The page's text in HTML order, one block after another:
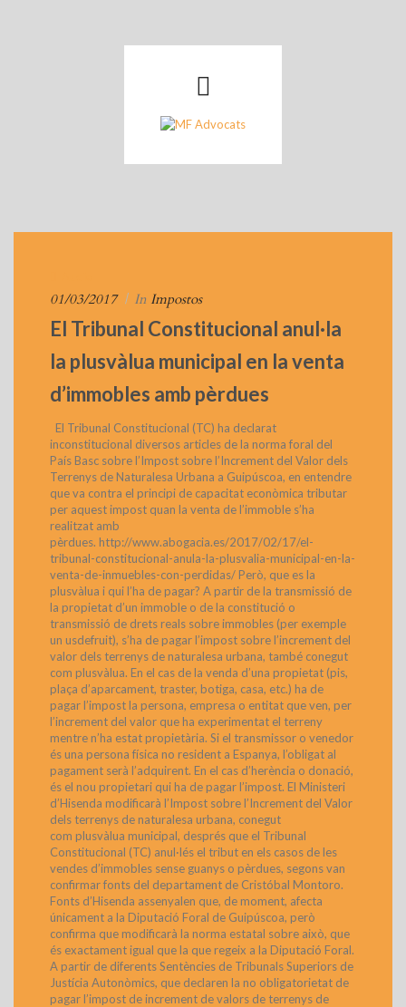
01/03/2017 | In Impostos
El Tribunal Constitucional anul·la
la plusvàlua municipal en la venta
d’immobles amb pèrdues
El Tribunal Constitucional (TC) ha declarat
inconstitucional diversos articles de la norma foral del
País Basc sobre l’Impost sobre l’Increment del Valor dels
Terrenys de Naturalesa Urbana a Guipúscoa, en entendre
que va contra el principi de capacitat econòmica tributar
per aquest impost quan la venta de l’immoble s’ha
realitzat amb
pèrdues. http://www.abogacia.es/2017/02/17/el-
tribunal-constitucional-anula-la-plusvalia-municipal-en-la-
venta-de-inmuebles-con-perdidas/ Però, que es la
plusvàlua i qui l’ha de pagar? A partir de la transmissió de
la propietat d’un immoble o de la constitució o
transmissió de drets reals sobre immobles (per exemple
un usdefruit), s’ha de pagar l’impost sobre l’increment del
valor dels terrenys de naturalesa urbana, també conegut
com plusvàlua. En el cas de la venda d’una propietat (pis,
plaça d’aparcament, traster, botiga, casa, etc.) ha de
pagar l’impost la persona, empresa o entitat que ven, per
l’increment del valor que ha experimentat el terreny
mentre n’ha estat propietària. Si el transmissor o venedor
és una persona física no resident a Espanya, l’obligat al
pagament serà l’adquirent. En el cas d’herència o donació,
és el nou propietari qui ha de pagar l’impost. El Ministeri
d’Hisenda modificarà l’Impost sobre l’Increment del Valor
dels terrenys de naturalesa urbana, conegut
com plusvàlua municipal, després que el Tribunal
Constitucional (TC) anul·lés el tribut en els casos de les
vendes d’immobles sense guanys o pèrdues, segons van
confirmar fonts del departament de Cristóbal Montoro.
Fonts d’Hisenda assenyalen que, de moment, afecta
únicament a la Diputació Foral de Guipúscoa, però
confirma que modificarà la norma estatal sobre això, que
és exactament igual que la que regeix a la Diputació Foral.
A partir de diferents Sentències de Tribunals Superiors de
Justícia Autonòmics, que declaren la no obligatorietat de
pagar l’impost de increment de valors de terrenys de